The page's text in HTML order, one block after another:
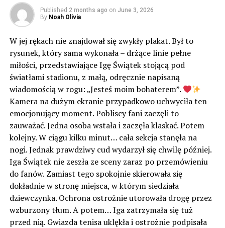
Published 2 months ago on June 3, 2026
By Noah Olivia
W jej rękach nie znajdował się zwykły plakat. Był to
rysunek, który sama wykonała – drżące linie pełne
miłości, przedstawiające Igę Świątek stojącą pod
światłami stadionu, z małą, odręcznie napisaną
wiadomością w rogu: „Jesteś moim bohaterem”.
Kamera na dużym ekranie przypadkowo uchwyciła ten
emocjonujący moment. Pobliscy fani zaczęli to
zauważać. Jedna osoba wstała i zaczęła klaskać. Potem
kolejny. W ciągu kilku minut… cała sekcja stanęła na
nogi. Jednak prawdziwy cud wydarzył się chwilę później.
Iga Świątek nie zeszła ze sceny zaraz po przemówieniu
do fanów. Zamiast tego spokojnie skierowała się
dokładnie w stronę miejsca, w którym siedziała
dziewczynka. Ochrona ostrożnie utorowała drogę przez
wzburzony tłum. A potem… Iga zatrzymała się tuż
przed nią. Gwiazda tenisa uklękła i ostrożnie podpisała